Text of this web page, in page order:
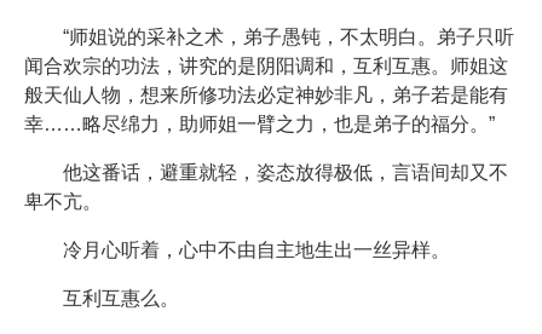
“师姐说的采补之术，弟子愚钝，不太明白。弟子只听
闻合欢宗的功法，讲究的是阴阳调和，互利互惠。师姐这
般天仙人物，想来所修功法必定神妙非凡，弟子若是能有
幸……略尽绵力，助师姐一臂之力，也是弟子的福分。”
他这番话，避重就轻，姿态放得极低，言语间却又不
卑不亢。
冷月心听着，心中不由自主地生出一丝异样。
互利互惠么。